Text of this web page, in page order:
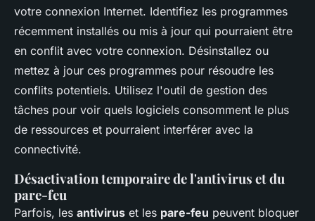
votre connexion Internet. Identifiez les programmes
récemment installés ou mis à jour qui pourraient être
en conflit avec votre connexion. Désinstallez ou
mettez à jour ces programmes pour résoudre les
conflits potentiels. Utilisez l'outil de gestion des
tâches pour voir quels logiciels consomment le plus
de ressources et pourraient interférer avec la
connectivité.
Désactivation temporaire de l'antivirus et du
pare-feu
Parfois, les antivirus et les pare-feu peuvent bloquer